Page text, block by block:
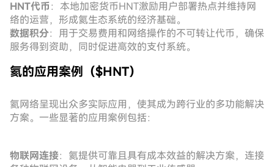
HNT代币：本地加密货币HNT激励用户部署热点并维持网
络的运营，形成氦生态系统的经济基础。
数据积分：用于交易费用和网络操作的不可转让代币，确保
服务得到资助，同时促进高效的支付系统。
氦的应用案例（$HNT）
氦网络呈现出众多实际应用，使其成为跨行业的多功能解决
方案。一些显著的应用案例包括：
物联网连接：氦提供可靠且具有成本效益的解决方案，连接